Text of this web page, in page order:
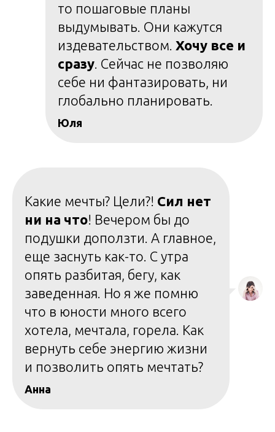
то пошаговые планы
выдумывать. Они кажутся
издевательством. Хочу все и
сразу. Сейчас не позволяю
себе ни фантазировать, ни
глобально планировать.
Юля
Какие мечты? Цели?! Сил нет
ни на что! Вечером бы до
подушки доползти. А главное,
еще заснуть как-то. С утра
опять разбитая, бегу, как
заведенная. Но я же помню
что в юности много всего
хотела, мечтала, горела. Как
вернуть себе энергию жизни
и позволить опять мечтать?
Анна